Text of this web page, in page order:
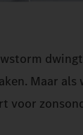
Maar als
voor